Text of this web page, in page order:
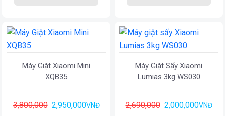
Máy Giặt Xiaomi Mini
XQB35
3,800,000 2,950,000VNĐ
Máy Giặt Sấy Xiaomi
Lumias 3kg WS030
2,690,000 2,000,000VNĐ